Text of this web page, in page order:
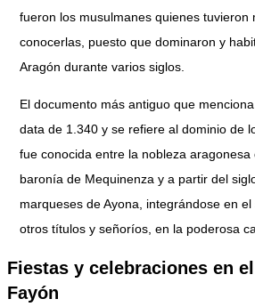
fueron los musulmanes quienes tuvieron
conocerlas, puesto que dominaron y
Aragón durante varios siglos.
El documento más antiguo que
data de 1.340 y se refiere al dominio de
fue conocida entre la nobleza aragonesa
baronía de Mequinenza y a partir del
marqueses de Ayona, integrándose en
otros títulos y señoríos, en la poderosa
Fiestas y celebraciones en
Fayón